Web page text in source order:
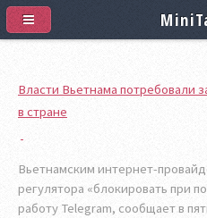
Власти Вьетнама потребовали
в стране
Вьетнамским интернет-
регулятора «блокировать при
работу Telegram, сообщает в